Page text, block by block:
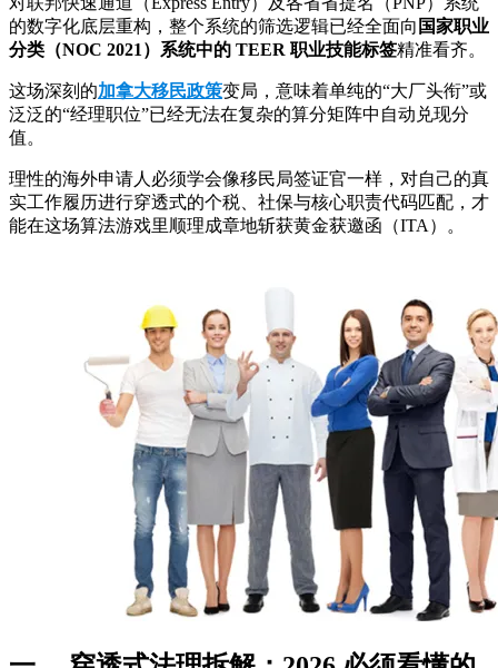
的数字化底层重构，整个系统的筛选逻辑已经全面向 国家职业
分类（NOC 2021）系统中的 TEER 职业技能标签精准看齐。
这场深刻的加拿大移民政策变局，意味着单纯的“大厂头衔”或
泛泛的“经理职位”已经无法在复杂的算分矩阵中自动兑现分
值。
理性的海外申请人必须学会像移民局签证官一样，对自己的真
实工作履历进行穿透式的个税、社保与核心职责代码匹配，才
能在这场算法游戏里顺理成章地斩获黄金获邀函（ITA）。